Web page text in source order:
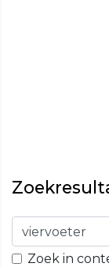
Zoek in